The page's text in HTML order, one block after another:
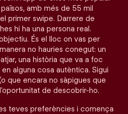
amb més de 55 mil
primer swipe. Darrere de
hi ha una persona real.
És el lloc on vas per
no hauries conegut: un
una història que va a foc
alguna cosa autèntica. Sigui
que encara no sàpigues que
de descobrir-ho.
teves preferències i comença